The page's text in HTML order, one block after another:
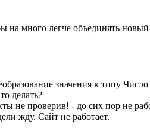
много легче объединять
значения к типу
делать?
не проверив! - до сих пор не
жду. Сайт не работает.